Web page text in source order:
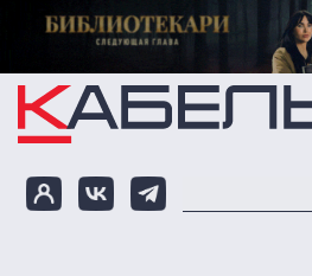
Перейти к основному